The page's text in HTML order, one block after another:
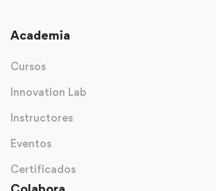
Academia
Cursos
Innovation Lab
Instructores
Eventos
Certificados